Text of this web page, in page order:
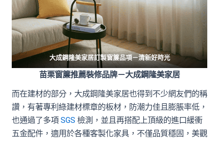
大成鋼隆美家居訂製窗簾品項－清新好時光
苗栗窗簾推薦裝修品牌－大成鋼隆美家居
而在建材的部分，大成鋼隆美家居也得到不少網友們的稱
讚，有著專利綠建材標章的板材，防潮力佳且膨脹率低，
也通過了多項 SGS 檢測，並且再搭配上頂級的進口緩衝
五金配件，適用於各種客製化家具，不僅品質穩固，美觀